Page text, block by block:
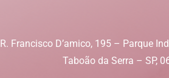
R. Francisco D’amico, 195 – Parque
Taboão da Serra – SP,